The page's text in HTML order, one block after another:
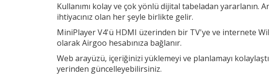
Kullanımı kolay ve çok yönlü dijital tabeladan
ihtiyacınız olan her şeyle birlikte gelir.
MiniPlayer V4'ü HDMI üzerinden bir TV'ye ve internete
olarak Airgoo hesabınıza bağlanır.
Web arayüzü, içeriğinizi yüklemeyi ve planlamayı
yerinden güncelleyebilirsiniz.